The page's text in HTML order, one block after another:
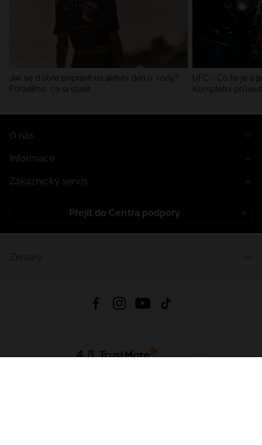
Jak se dobře připravit na aktivní den u vody?
Poradíme, co si sbalit
UFC - Co to je a
Kompletní
O nás
Informace
Zákaznický servis
Přejít do Centra podpory
4.8